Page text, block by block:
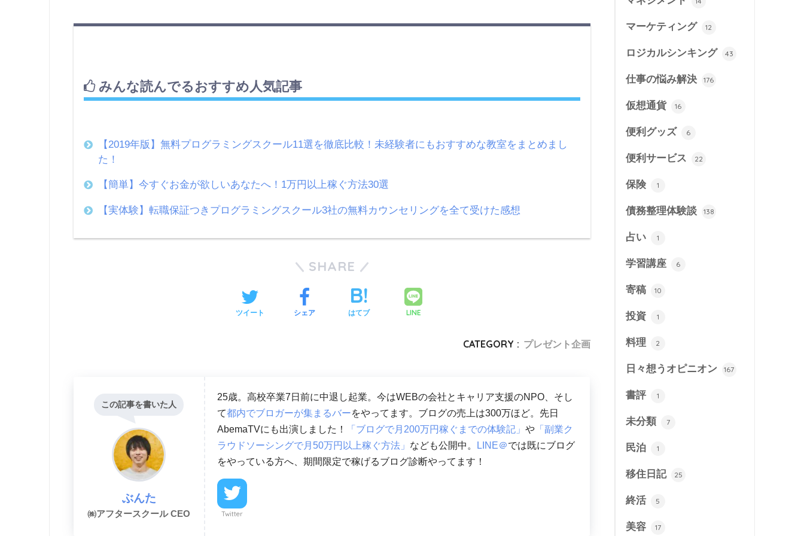
みんな読んでるおすすめ人気記事
【2019年版】無料プログラミングスクール11選を徹底比較！未経験者にもおすすめな教室をまとめまし
た！
【簡単】今すぐお金が欲しいあなたへ！1万円以上稼ぐ方法30選
【実体験】転職保証つきプログラミングスクール3社の無料カウンセリングを全て受けた感想
SHARE
ツイート シェア はてブ LINE
CATEGORY : プレゼント企画
この記事を書いた人
ぶんた
㈱アフタースクール CEO
25歳。高校卒業7日前に中退し起業。今はWEBの会社とキャリア支援のNPO、そし
て都内でブロガーが集まるバーをやってます。ブログの売上は300万ほど。先日
AbemaTVにも出演しました！
「ブログで月200万円稼ぐまでの体験記」 や 「副業ク
ラウドソーシングで月50万円以上稼ぐ方法」 なども公開中。 LINE＠では既にブログ
をやっている方へ、期間限定で稼げるブログ診断やってます！
Twitter
マーケティング 12
ロジカルシンキング 43
仕事の悩み解決 176
仮想通貨 16
便利グッズ 6
便利サービス 22
保険 1
債務整理体験談 138
占い 1
学習講座 6
寄稿 10
投資 1
料理 2
日々想うオピニオン 167
書評 1
未分類 7
民泊 1
移住日記 25
終活 5
美容 17